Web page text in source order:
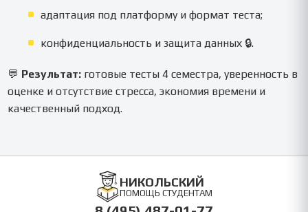
адаптация под платформу и формат теста;
конфиденциальность и защита данных 🔒.
💬 Результат: готовые тесты 4 семестра, уверенность в
оценке и отсутствие стресса, экономия времени и
качественный подход.
НИКОЛЬСКИЙ
ПОМОЩЬ СТУДЕНТАМ